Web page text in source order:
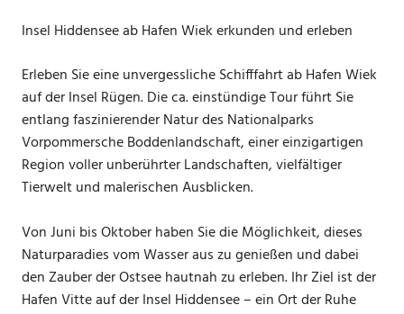
Insel Hiddensee ab Hafen Wiek erkunden und erleben
Erleben Sie eine unvergessliche Schifffahrt ab Hafen Wiek
auf der Insel Rügen. Die ca. einstündige Tour führt Sie
entlang faszinierender Natur des Nationalparks
Vorpommersche Boddenlandschaft, einer einzigartigen
Region voller unberührter Landschaften, vielfältiger
Tierwelt und malerischen Ausblicken.
Von Juni bis Oktober haben Sie die Möglichkeit, dieses
Naturparadies vom Wasser aus zu genießen und dabei
den Zauber der Ostsee hautnah zu erleben. Ihr Ziel ist der
Hafen Vitte auf der Insel Hiddensee – ein Ort der Ruhe